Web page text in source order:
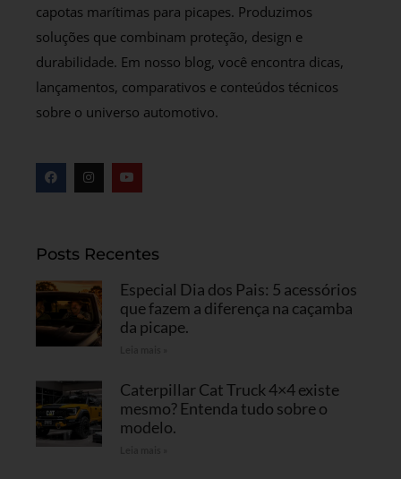
capotas marítimas para picapes. Produzimos
soluções que combinam proteção, design e
durabilidade. Em nosso blog, você encontra dicas,
lançamentos, comparativos e conteúdos técnicos
sobre o universo automotivo.
Posts Recentes
Especial Dia dos Pais: 5 acessórios
que fazem a diferença na caçamba
da picape.
Caterpillar Cat Truck 4×4 existe
mesmo? Entenda tudo sobre o
modelo.